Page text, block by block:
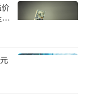
内窥镜器械和
前三季度国内销
过100%。